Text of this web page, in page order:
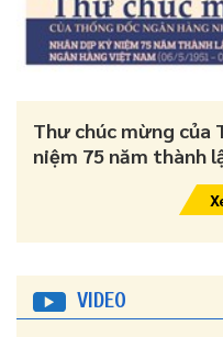
Thư chúc mừng của
niệm 75 năm thành
VIDEO